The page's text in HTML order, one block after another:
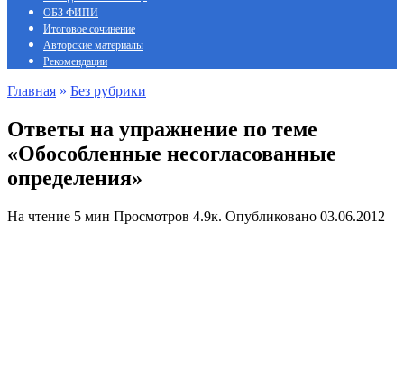
ОБЗ ФИПИ
Итоговое сочинение
Авторские материалы
Рекомендации
Главная » Без рубрики
Ответы на упражнение по теме
«Обособленные несогласованные
определения»
На чтение 5 мин Просмотров 4.9к. Опубликовано 03.06.2012